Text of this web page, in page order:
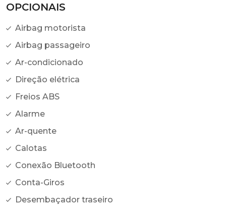
OPCIONAIS
Airbag motorista
Airbag passageiro
Ar-condicionado
Direção elétrica
Freios ABS
Alarme
Ar-quente
Calotas
Conexão Bluetooth
Conta-Giros
Desembaçador traseiro